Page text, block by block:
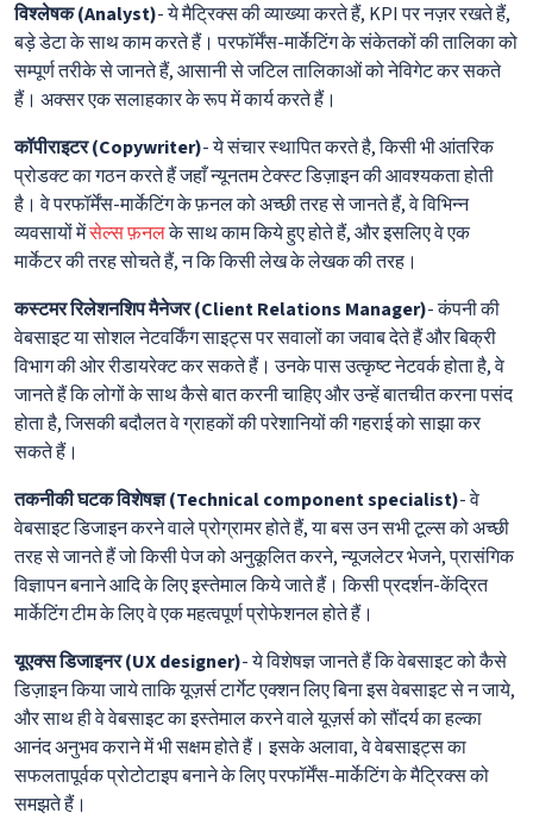
विश्लेषक (Analyst)- ये मैट्रिक्स की व्याख्या करते हैं, KPI पर नज़र रखते हैं,
बड़े डेटा के साथ काम करते हैं। परफॉर्मेंस-मार्केटिंग के संकेतकों की तालिका को
सम्पूर्ण तरीके से जानते हैं, आसानी से जटिल तालिकाओं को नेविगेट कर सकते
हैं। अक्सर एक सलाहकार के रूप में कार्य करते हैं।
कॉपीराइटर (Copywriter)- ये संचार स्थापित करते है, किसी भी आंतरिक
प्रोडक्ट का गठन करते हैं जहाँ न्यूनतम टेक्स्ट डिज़ाइन की आवश्यकता होती
है। वे परफॉर्मेंस-मार्केटिंग के फ़नल को अच्छी तरह से जानते हैं, वे विभिन्न
व्यवसायों मेंसेल्स फ़नलके साथ काम किये हुए होते हैं, और इसलिए वे एक
मार्केटर की तरह सोचते हैं, न कि किसी लेख के लेखक की तरह।
कस्टमर रिलेशनशिप मैनेजर (Client Relations Manager)- कंपनी की
वेबसाइट या सोशल नेटवर्किंग साइट्स पर सवालों का जवाब देते हैं और बिक्री
विभाग की ओर रीडायरेक्ट कर सकते हैं। उनके पास उत्कृष्ट नेटवर्क होता है, वे
जानते हैं कि लोगों के साथ कैसे बात करनी चाहिए और उन्हें बातचीत करना पसंद
होता है, जिसकी बदौलत वे ग्राहकों की परेशानियों की गहराई को साझा कर
सकते हैं।
तकनीकी घटक विशेषज्ञ (Technical component specialist)- वे
वेबसाइट डिजाइन करने वाले प्रोग्रामर होते हैं, या बस उन सभी टूल्स को अच्छी
तरह से जानते हैं जो किसी पेज को अनुकूलित करने, न्यूजलेटर भेजने, प्रासंगिक
विज्ञापन बनाने आदि के लिए इस्तेमाल किये जाते हैं। किसी प्रदर्शन-केंद्रित
मार्केटिंग टीम के लिए वे एक महत्वपूर्ण प्रोफेशनल होते हैं।
यूएक्स डिजाइनर (UX designer)- ये विशेषज्ञ जानते हैं कि वेबसाइट को कैसे
डिज़ाइन किया जाये ताकि यूज़र्स टार्गेट एक्शन लिए बिना इस वेबसाइट से न जाये,
और साथ ही वे वेबसाइट का इस्तेमाल करने वाले यूज़र्स को सौंदर्य का हल्का
आनंद अनुभव कराने में भी सक्षम होते हैं। इसके अलावा, वे वेबसाइट्स का
सफलतापूर्वक प्रोटोटाइप बनाने के लिए परफॉर्मेंस-मार्केटिंग के मैट्रिक्स को
समझते हैं।